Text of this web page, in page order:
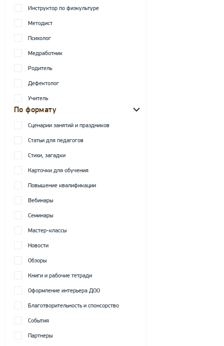
Инструктор по физкультуре
Методист
Психолог
Медработник
Родитель
Дефектолог
Учитель
По формату
Сценарии занятий и праздников
Статьи для педагогов
Стихи, загадки
Карточки для обучения
Повышение квалификации
Вебинары
Семинары
Мастер-классы
Новости
Обзоры
Книги и рабочие тетради
Оформление интерьера ДОО
Благотворительность и спонсорство
События
Партнеры